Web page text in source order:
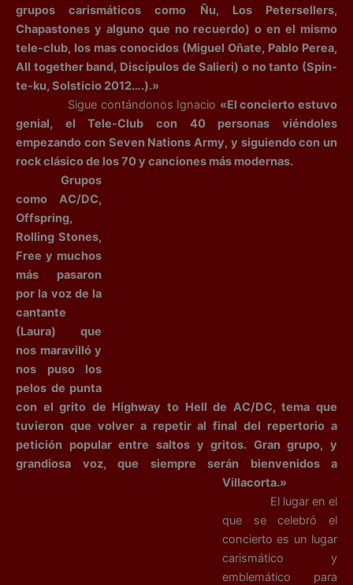
grupos carismáticos como Ñu, Los Petersellers,
Chapastones y alguno que no recuerdo) o en el mismo
tele-club, los mas conocidos (Miguel Oñate, Pablo Perea,
All together band, Discípulos de Salieri) o no tanto (Spin-
te-ku, Solsticio 2012….).»
Sigue contándonos Ignacio «El concierto estuvo
genial, el Tele-Club con 40 personas viéndoles
empezando con Seven Nations Army, y siguiendo con un
rock clásico de los 70 y canciones más modernas.
Grupos
como AC/DC,
Offspring,
Rolling Stones,
Free y muchos
más pasaron
por la voz de la
cantante
(Laura) que
nos maravilló y
nos puso los
pelos de punta
con el grito de Highway to Hell de AC/DC, tema que
tuvieron que volver a repetir al final del repertorio a
petición popular entre saltos y gritos. Gran grupo, y
grandiosa voz, que siempre serán bienvenidos a
Villacorta.»
El lugar en el
que se celebró el
concierto es un lugar
carismático y
emblemático para